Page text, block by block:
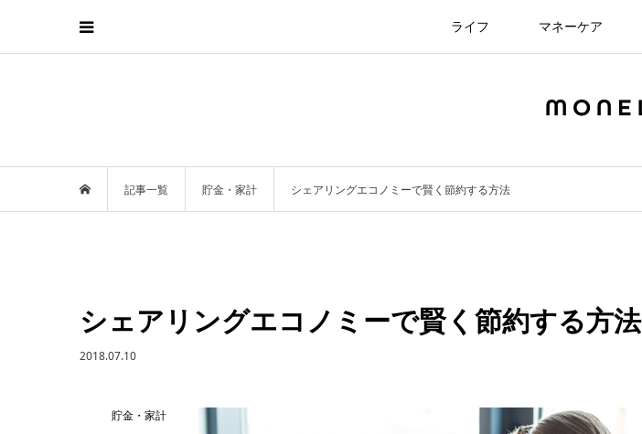
ライフ マネーケア
記事一覧 貯金・家計 シェアリングエコノミーで賢く節約する方法
シェアリングエコノミーで賢く節約する方法
2018.07.10
貯金・家計